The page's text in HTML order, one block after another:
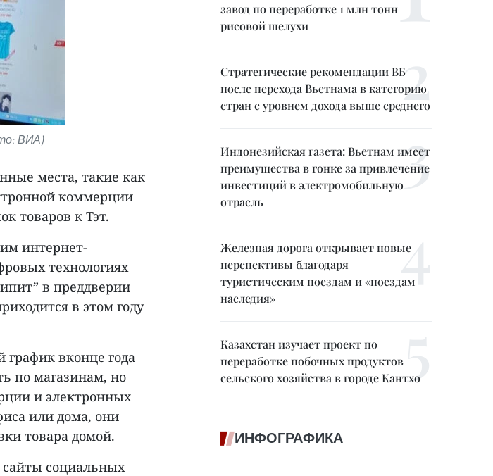
ВИА)
места, такие как
коммерции
товаров к Тэт.
интернет-
технологиях
в преддверии
в этом году
вконце года
по магазинам, но
и электронных
или дома, они
товара домой.
социальных
завод по переработке 1 млн тонн
рисовой шелухи
Стратегические рекомендации ВБ
после перехода Вьетнама в категорию
стран с уровнем дохода выше среднего
Индонезийская газета: Вьетнам имеет
преимущества в гонке за привлечение
инвестиций в электромобильную
отрасль
Железная дорога открывает новые
перспективы благодаря
туристическим поездам и «поездам
наследия»
Казахстан изучает проект по
переработке побочных продуктов
сельского хозяйства в городе Кантхо
ИНФОГРАФИКА